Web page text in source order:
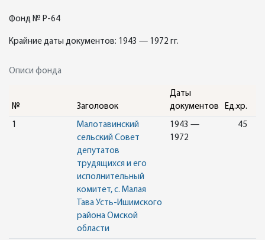
Фонд № Р-64
Крайние даты документов: 1943 — 1972 гг.
Описи фонда
№ Заголовок
Даты
документов
Ед.хр.
1
Малотавинский
сельский Совет
депутатов
трудящихся и его
исполнительный
комитет, с. Малая
Тава Усть-Ишимского
района Омской
области
1943 —
1972
45